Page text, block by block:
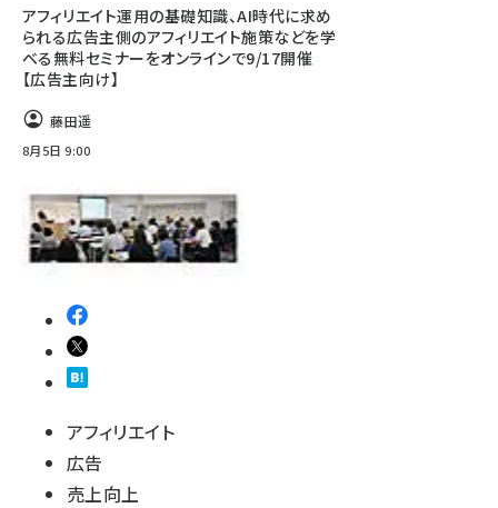
アフィリエイト運用の基礎知識、AI時代に求め
られる広告主側のアフィリエイト施策などを学
べる無料セミナーをオンラインで9/17開催
【広告主向け】
藤田遥
8月5日 9:00
アフィリエイト
広告
売上向上